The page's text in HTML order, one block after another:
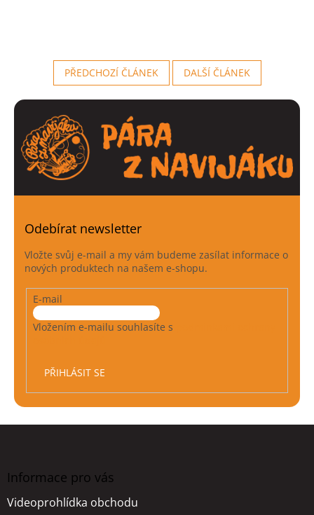
PŘEDCHOZÍ ČLÁNEK DALŠÍ ČLÁNEK
Odebírat newsletter
Vložte svůj e-mail a my vám budeme zasílat informace o
nových produktech na našem e-shopu.
E-mail
Vložením e-mailu souhlasíte s
PŘIHLÁSIT SE
Informace pro vás
Videoprohlídka obchodu